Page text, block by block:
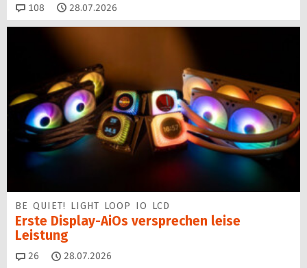
108 Kommentare
28.07.2026
BE QUIET! LIGHT LOOP IO LCD
Erste Display-AiOs versprechen leise
Leistung
26 Kommentare
28.07.2026